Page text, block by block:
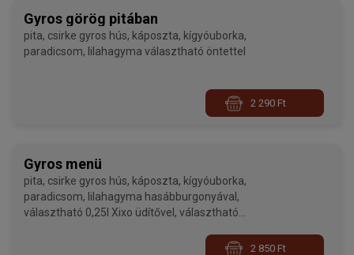
Gyros görög pitában
pita, csirke gyros hús, káposzta, kígyóuborka,
paradicsom, lilahagyma választható öntettel
2 290 Ft
Gyros menü
pita, csirke gyros hús, káposzta, kígyóuborka,
paradicsom, lilahagyma hasábburgonyával,
választható 0,25l Xixo üdítővel, választható
2 850 Ft